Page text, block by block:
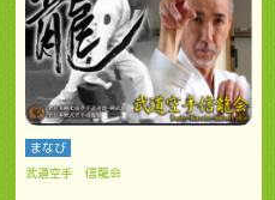
まなび
武道空手 信龍会